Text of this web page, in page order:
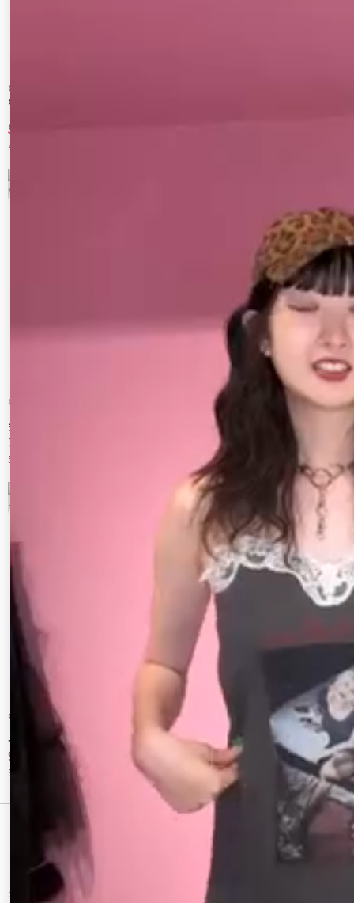
GYDA
GYDA［MLB］2ラインワイドパンツ
5,990 円
45%OFF
GYDA
テンブルゾン
7,990 円
52%OFF
GYDA×GALFY eco far superショートコー
15,990 円
30%OFF
dazzlin
【POLO BCSコラボ/再生産】マルチウェ
イオーバーシャツ
9,240 円
30%OFF
10
CALNAMUR
キングダム ハーツ / スウェットパンツ
9,900 円
10%OFF
最近チェックしたアイテム
jouetie（ジュエティ）のコラボアイテム、【KevinCummins×jouetie】レースキャミワンピー
スのアウトレット商品詳細情報。カラーはアイボリー、ブラック、ピンクから選べます。